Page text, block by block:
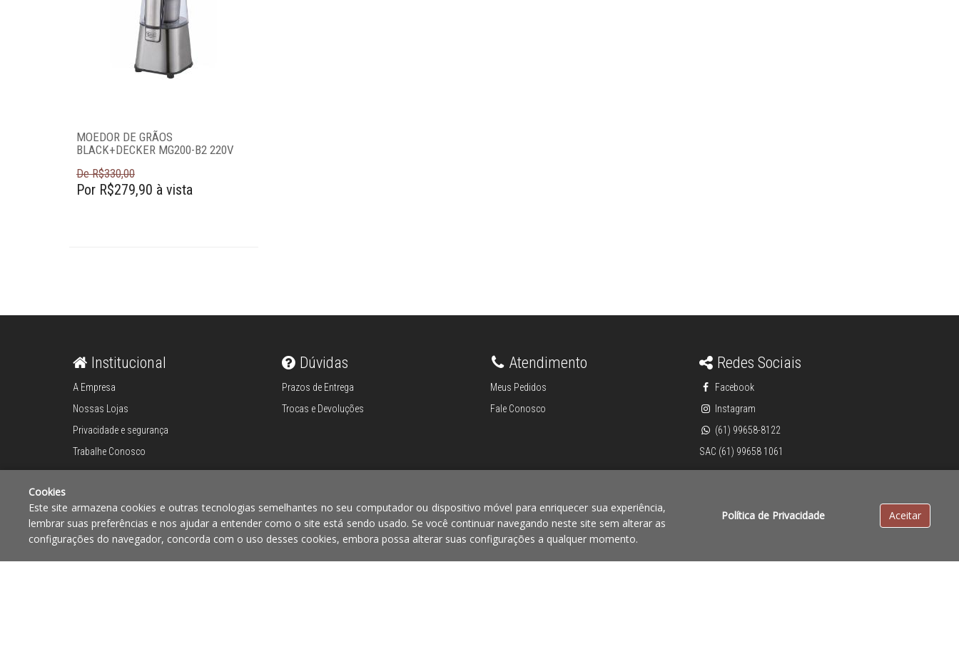
Espremedores e
Ferros de passar
Fondues e
Máquina de crepe
Máquina walffe
Máquinas para
café
Mixer
Moedores
elétricos
MOEDOR DE GRÃOS
BLACK+DECKER MG200-B2 220V
De R$330,00
Por R$279,90 à vista
Institucional
A Empresa
Nossas Lojas
Privacidade e segurança
Trabalhe Conosco
Dúvidas
Prazos de Entrega
Trocas e Devoluções
Atendimento
Meus Pedidos
Fale Conosco
Redes Sociais
Facebook
Instagram
(61) 99658-8122
SAC (61) 99658 1061
Formas de pagamento Compra segura Reconhecimento Segurança
Cookies
Este site armazena cookies e outras tecnologias semelhantes no seu computador ou dispositivo móvel para enriquecer sua experiência,
lembrar suas preferências e nos ajudar a entender como o site está sendo usado. Se você continuar navegando neste site sem alterar as
configurações do navegador, concorda com o uso desses cookies, embora possa alterar suas configurações a qualquer momento.
Política de Privacidade Aceitar